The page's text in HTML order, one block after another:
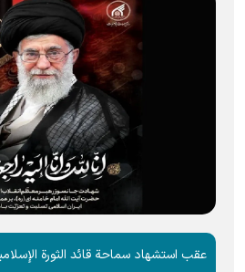
عقب استشهاد سماحة قائد الثورة